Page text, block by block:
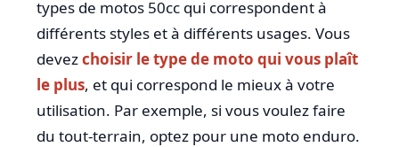
types de motos 50cc qui correspondent à
différents styles et à différents usages. Vous
devezchoisir le type de moto qui vous plaît
le plus, et qui correspond le mieux à votre
utilisation. Par exemple, si vous voulez faire
du tout-terrain, optez pour une moto enduro.